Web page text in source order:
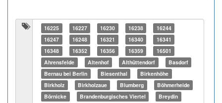
16225 16227 16230 16238
16244
16247
16248 16321 16340
16341
16348
16352 16356 16359
16501
Ahrensfelde
Altenhof Althüttendorf
Basdorf
Bernau bei Berlin
Biesenthal
Birkenhöhe
Birkholz
Birkholzaue Blumberg
Böhmerheide
Börnicke
Brandenburgisches Viertel Breydin